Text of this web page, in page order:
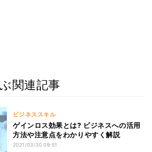
関連記事
ビジネススキル
ゲインロス効果とは? ビジネスへの活用
方法や注意点をわかりやすく解説
2021/03/30 09:51